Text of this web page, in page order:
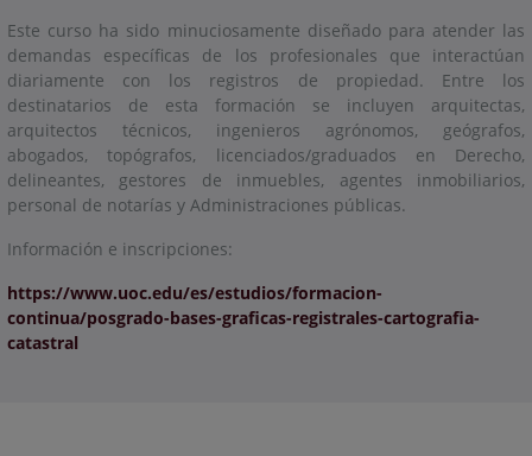
Este curso ha sido minuciosamente diseñado para atender las
demandas específicas de los profesionales que interactúan
diariamente con los registros de propiedad. Entre los
destinatarios de esta formación se incluyen arquitectas,
arquitectos técnicos, ingenieros agrónomos, geógrafos,
abogados, topógrafos, licenciados/graduados en Derecho,
delineantes, gestores de inmuebles, agentes inmobiliarios,
personal de notarías y Administraciones públicas.
Información e inscripciones:
https://www.uoc.edu/es/estudios/formacion-
continua/posgrado-bases-graficas-registrales-cartografia-
catastral